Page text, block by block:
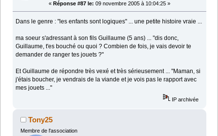
« Réponse #87 le: 09 novembre 2005 à 10:04:25 »
Dans le genre : "les enfants sont logiques" ... une petite histoire vraie ...
ma soeur s'adressant à son fils Guillaume (5 ans) ... "dis donc,
Guillaume, t'es bouché ou quoi ? Combien de fois, je vais devoir te
demander de ranger tes jouets ?"
Et Guillaume de répondre très vexé et très sérieusement ... "Maman, si
j'étais boucher, je vendrais de la viande et je vois pas le rapport avec
mes jouets ..."
IP archivée
Tony25
Membre de l'association